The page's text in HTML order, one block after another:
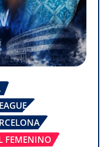
FEMENINO